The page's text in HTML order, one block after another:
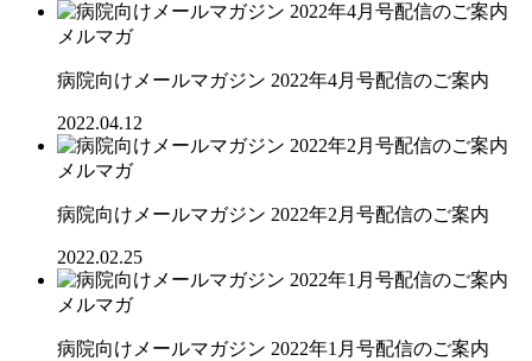
メルマガ
病院向けメールマガジン 2022年4月号配信のご案内
2022.04.12
メルマガ
病院向けメールマガジン 2022年2月号配信のご案内
2022.02.25
メルマガ
病院向けメールマガジン 2022年1月号配信のご案内